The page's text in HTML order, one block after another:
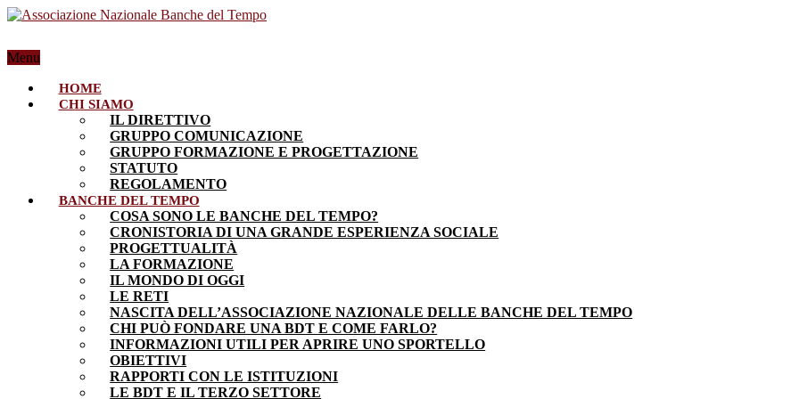
Menu
HOME
CHI SIAMO
IL DIRETTIVO
GRUPPO COMUNICAZIONE
GRUPPO FORMAZIONE E PROGETTAZIONE
STATUTO
REGOLAMENTO
BANCHE DEL TEMPO
COSA SONO LE BANCHE DEL TEMPO?
CRONISTORIA DI UNA GRANDE ESPERIENZA SOCIALE
PROGETTUALITÀ
LA FORMAZIONE
IL MONDO DI OGGI
LE RETI
NASCITA DELL’ASSOCIAZIONE NAZIONALE DELLE BANCHE DEL TEMPO
CHI PUÒ FONDARE UNA BDT E COME FARLO?
INFORMAZIONI UTILI PER APRIRE UNO SPORTELLO
OBIETTIVI
RAPPORTI CON LE ISTITUZIONI
LE BDT E IL TERZO SETTORE